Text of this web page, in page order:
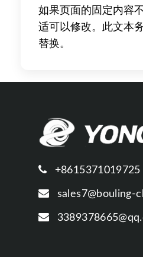
如果页面的固定内容
适可以修改。此文本
替换。
+8615371019725
sales7@bouling-